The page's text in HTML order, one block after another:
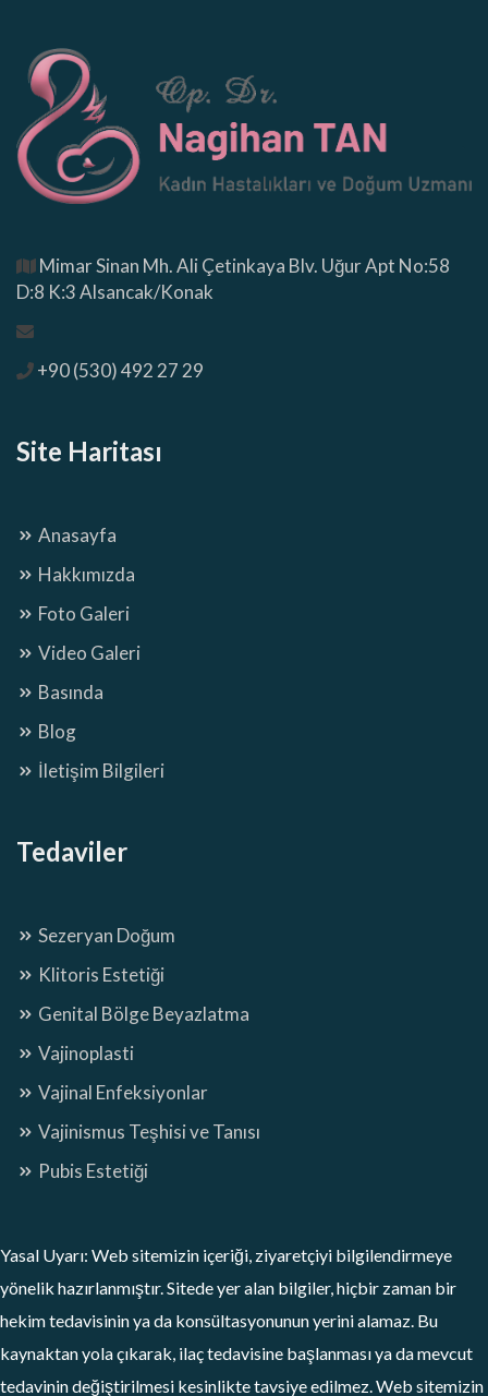
Mimar Sinan Mh. Ali Çetinkaya Blv. Uğur Apt No:58
D:8 K:3 Alsancak/Konak
+90 (530) 492 27 29
Site Haritası
Anasayfa
Hakkımızda
Foto Galeri
Video Galeri
Basında
Blog
İletişim Bilgileri
Tedaviler
Sezeryan Doğum
Klitoris Estetiği
Genital Bölge Beyazlatma
Vajinoplasti
Vajinal Enfeksiyonlar
Vajinismus Teşhisi ve Tanısı
Pubis Estetiği
Yasal Uyarı: Web sitemizin içeriği, ziyaretçiyi bilgilendirmeye
yönelik hazırlanmıştır. Sitede yer alan bilgiler, hiçbir zaman bir
hekim tedavisinin ya da konsültasyonunun yerini alamaz. Bu
kaynaktan yola çıkarak, ilaç tedavisine başlanması ya da mevcut
tedavinin değiştirilmesi kesinlikte tavsiye edilmez. Web sitemizin